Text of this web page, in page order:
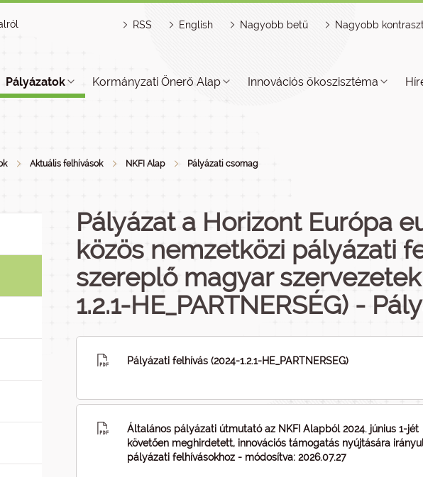
RSS English Nagyobb betű Nagyobb kontraszt
Pályázatok Kormányzati Önerő Alap Innovációs ökoszisztéma
Aktuális felhívások NKFI Alap Pályázati csomag
Pályázat a Horizont Európa
közös nemzetközi pályázati
szereplő magyar
1.2.1-HE_PARTNERSÉG) -
Pályázati felhívás (2024-1.2.1-HE_PARTNERSEG)
Általános pályázati útmutató az NKFI Alapból 2024. június 1-jét
követően meghirdetett, innovációs támogatás nyújtására
pályázati felhívásokhoz - módosítva: 2026.07.27